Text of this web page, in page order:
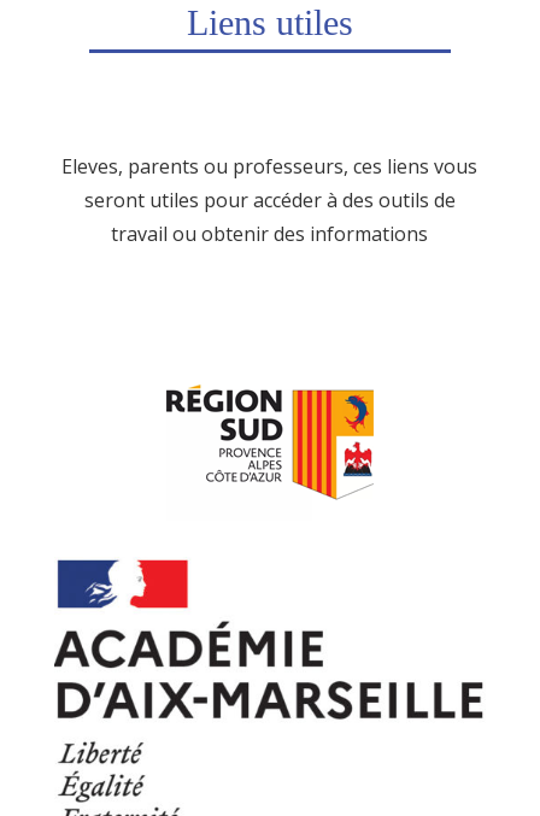
Liens utiles
Eleves, parents ou professeurs, ces liens vous
seront utiles pour accéder à des outils de
travail ou obtenir des informations